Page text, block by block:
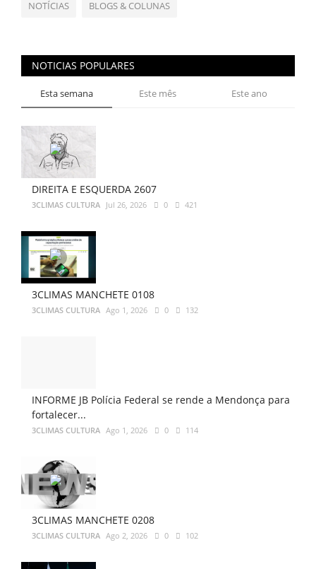
NOTÍCIAS BLOGS & COLUNAS
NOTICIAS POPULARES
Esta semana Este mês Este ano
DIREITA E ESQUERDA 2607
3CLIMAS CULTURA Jul 26, 2026 0 421
3CLIMAS MANCHETE 0108
3CLIMAS CULTURA Ago 1, 2026 0 132
INFORME JB Polícia Federal se rende a Mendonça para
fortalecer...
3CLIMAS CULTURA Ago 1, 2026 0 114
3CLIMAS MANCHETE 0208
3CLIMAS CULTURA Ago 2, 2026 0 102